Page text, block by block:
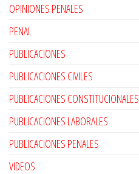
OPINIONES PENALES
PENAL
PUBLICACIONES
PUBLICACIONES CIVILES
PUBLICACIONES CONSTITUCIONALES
PUBLICACIONES LABORALES
PUBLICACIONES PENALES
VIDEOS